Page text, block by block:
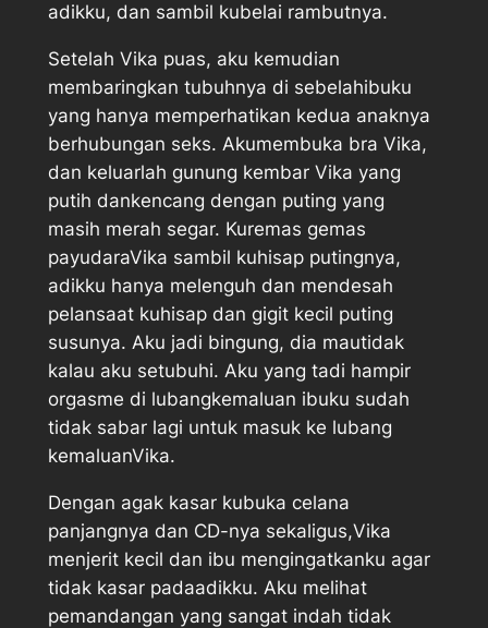
adikku, dan sambil kubelai rambutnya.
Setelah Vika puas, aku kemudian
membaringkan tubuhnya di sebelahibuku
yang hanya memperhatikan kedua anaknya
berhubungan seks. Akumembuka bra Vika,
dan keluarlah gunung kembar Vika yang
putih dankencang dengan puting yang
masih merah segar. Kuremas gemas
payudaraVika sambil kuhisap putingnya,
adikku hanya melenguh dan mendesah
pelansaat kuhisap dan gigit kecil puting
susunya. Aku jadi bingung, dia mautidak
kalau aku setubuhi. Aku yang tadi hampir
orgasme di lubangkemaluan ibuku sudah
tidak sabar lagi untuk masuk ke lubang
kemaluanVika.
Dengan agak kasar kubuka celana
panjangnya dan CD-nya sekaligus,Vika
menjerit kecil dan ibu mengingatkanku agar
tidak kasar padaadikku. Aku melihat
pemandangan yang sangat indah tidak